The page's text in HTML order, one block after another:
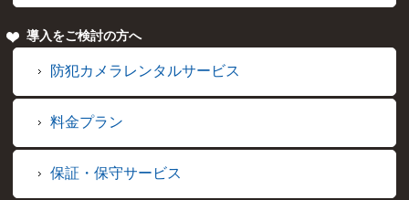
導入をご検討の方へ
防犯カメラレンタルサービス
料金プラン
保証・保守サービス